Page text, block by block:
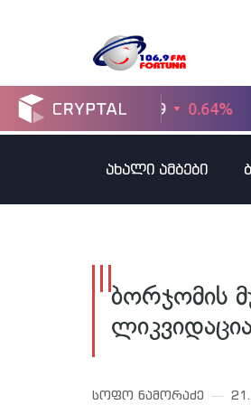
ახალი ამბები
ბორჯომის
სოფო ნამორაძე